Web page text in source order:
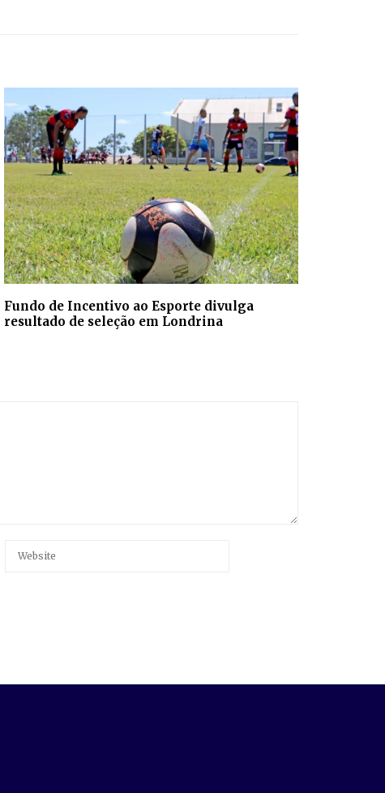
Fundo de Incentivo ao Esporte divulga
resultado de seleção em Londrina